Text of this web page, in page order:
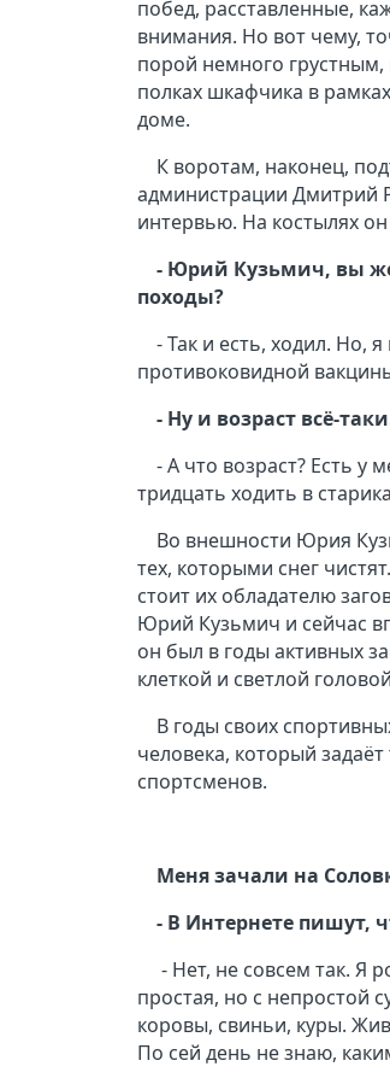
побед, расставленные,
внимания. Но вот чему,
порой немного
полках шкафчика в
доме.
К воротам, наконец,
администрации Дмитрий
интервью. На костылях
- Юрий Кузьмич, вы
походы?
- Так и есть, ходил. Но,
противоковидной
- Ну и возраст всё-
- А что возраст? Есть
тридцать ходить в
Во внешности Юрия
тех, которыми снег
стоит их обладателю
Юрий Кузьмич и сейчас
он был в годы активных
клеткой и светлой
В годы своих
человека, который
спортсменов.
Меня зачали на
- В Интернете пишут,
- Нет, не совсем так. Я
простая, но с непростой
коровы, свиньи, куры.
По сей день не знаю,